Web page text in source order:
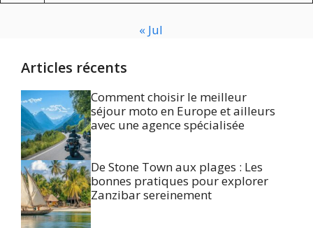
« Jul
Articles récents
Comment choisir le meilleur
séjour moto en Europe et ailleurs
avec une agence spécialisée
De Stone Town aux plages : Les
bonnes pratiques pour explorer
Zanzibar sereinement